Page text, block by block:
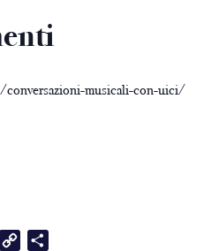
conversazioni-musicali-con-uici/
Email
Copy